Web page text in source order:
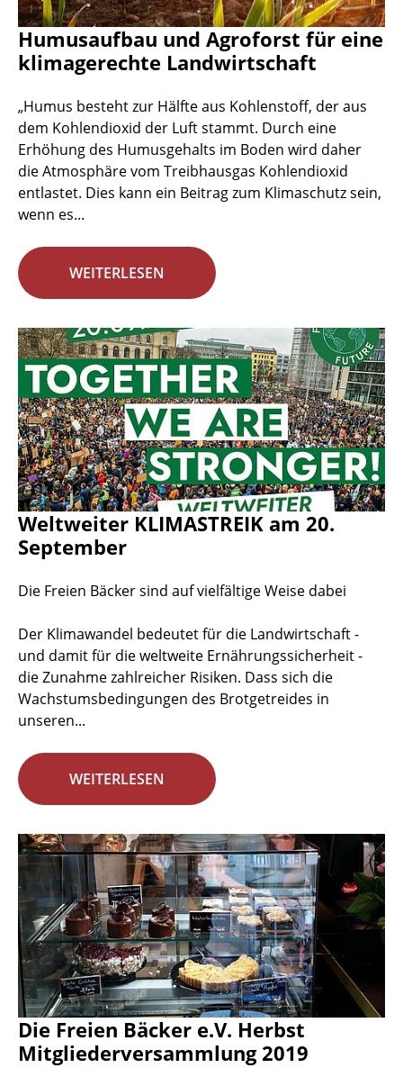
Humusaufbau und Agroforst für eine
klimagerechte Landwirtschaft
„Humus besteht zur Hälfte aus Kohlenstoff, der aus
dem Kohlendioxid der Luft stammt. Durch eine
Erhöhung des Humusgehalts im Boden wird daher
die Atmosphäre vom Treibhausgas Kohlendioxid
entlastet. Dies kann ein Beitrag zum Klimaschutz sein,
wenn es...
WEITERLESEN
Weltweiter KLIMASTREIK am 20.
September
Die Freien Bäcker sind auf vielfältige Weise dabei
Der Klimawandel bedeutet für die Landwirtschaft -
und damit für die weltweite Ernährungssicherheit -
die Zunahme zahlreicher Risiken. Dass sich die
Wachstumsbedingungen des Brotgetreides in
unseren...
WEITERLESEN
Die Freien Bäcker e.V. Herbst
Mitgliederversammlung 2019